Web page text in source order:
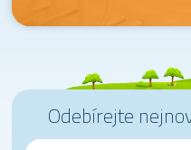
Odebírejte